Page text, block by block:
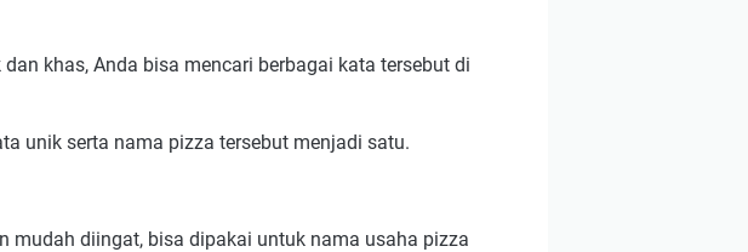
khas, Anda bisa mencari berbagai kata tersebut di
unik serta nama pizza tersebut menjadi satu.
mudah diingat, bisa dipakai untuk nama usaha pizza